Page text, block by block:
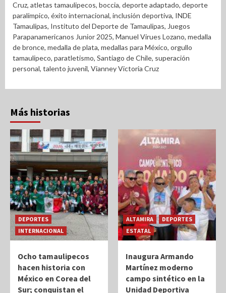
Cruz, atletas tamaulipecos, boccia, deporte adaptado, deporte
paralímpico, éxito internacional, inclusión deportiva, INDE
Tamaulipas, Instituto del Deporte de Tamaulipas, Juegos
Parapanamericanos Junior 2025, Manuel Virues Lozano, medalla
de bronce, medalla de plata, medallas para México, orgullo
tamaulipeco, paratletismo, Santiago de Chile, superación
personal, talento juvenil, Vianney Victoria Cruz
Más historias
DEPORTES
INTERNACIONAL
Ocho tamaulipecos
hacen historia con
México en Corea del
Sur; conquistan el
ALTAMIRA
DEPORTES
ESTATAL
Inaugura Armando
Martínez moderno
campo sintético en la
Unidad Deportiva